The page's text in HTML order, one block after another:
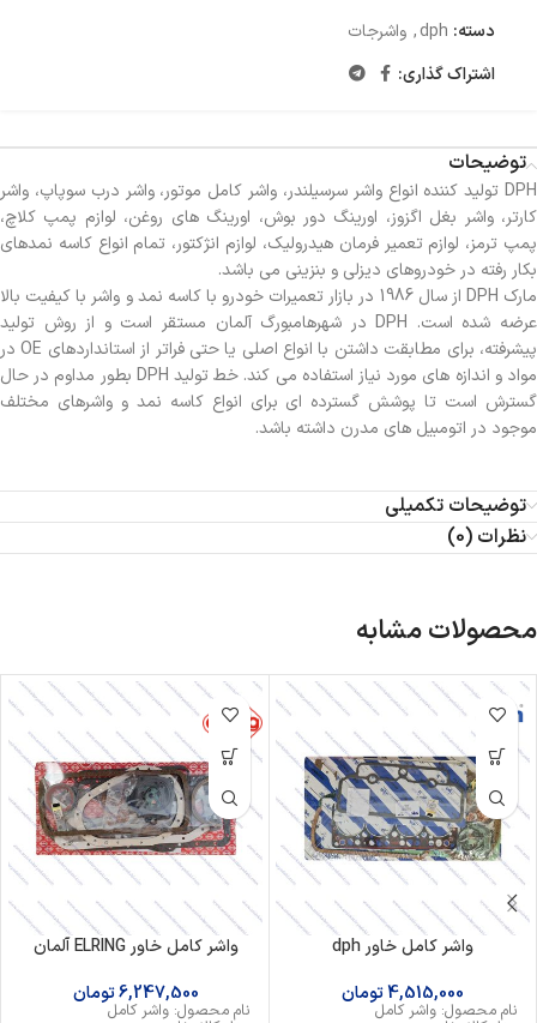
دسته: dph
, واشرجات
اشتراک گذاری:
توضیحات
DPH تولید کننده انواع واشر سرسیلندر، واشر کامل موتور، واشر درب سوپاپ، واشر
کارتر، واشر بغل اگزوز، اورینگ دور بوش، اورینگ های روغن، لوازم پمپ کلاچ،
پمپ ترمز، لوازم تعمیر فرمان هیدرولیک، لوازم انژکتور، تمام انواع کاسه نمدهای
بکار رفته در خودروهای دیزلی و بنزینی می باشد.
مارک DPH از سال 1986 در بازار تعمیرات خودرو با کاسه نمد و واشر با کیفیت بالا
عرضه شده است. DPH در شهرهامبورگ آلمان مستقر است و از روش تولید
پیشرفته، برای مطابقت داشتن با انواع اصلی یا حتی فراتر از استانداردهای OE در
مواد و اندازه های مورد نیاز استفاده می کند. خط تولید DPH بطور مداوم در حال
گسترش است تا پوشش گسترده ای برای انواع کاسه نمد و واشرهای مختلف
موجود در اتومبیل های مدرن داشته باشد.
توضیحات تکمیلی
نظرات (0)
محصولات مشابه
واشر کامل خاور dph
4,515,000تومان
نام محصول: واشر کامل
واشر کامل خاور ELRING آلمان
6,247,500تومان
نام محصول: واشر کامل